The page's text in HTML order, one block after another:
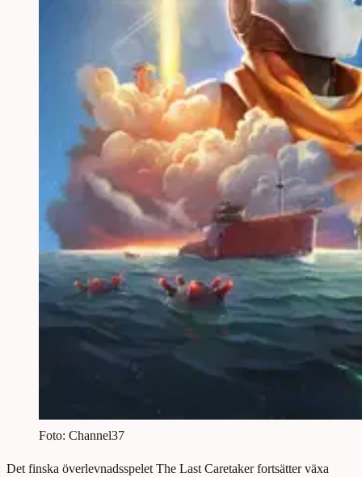
Foto: Channel37
Det finska överlevnadsspelet The Last Caretaker fortsätter växa